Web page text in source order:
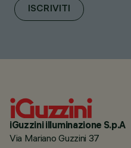
ISCRIVITI
iGuzzini illuminazione S.p.A
Via Mariano Guzzini 37